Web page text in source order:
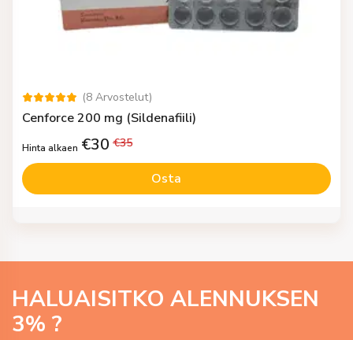
(8 Arvostelut)
Cenforce 200 mg (Sildenafiili)
Hinta alkaen €30 €35
Osta
HALUAISITKO ALENNUKSEN
3% ?